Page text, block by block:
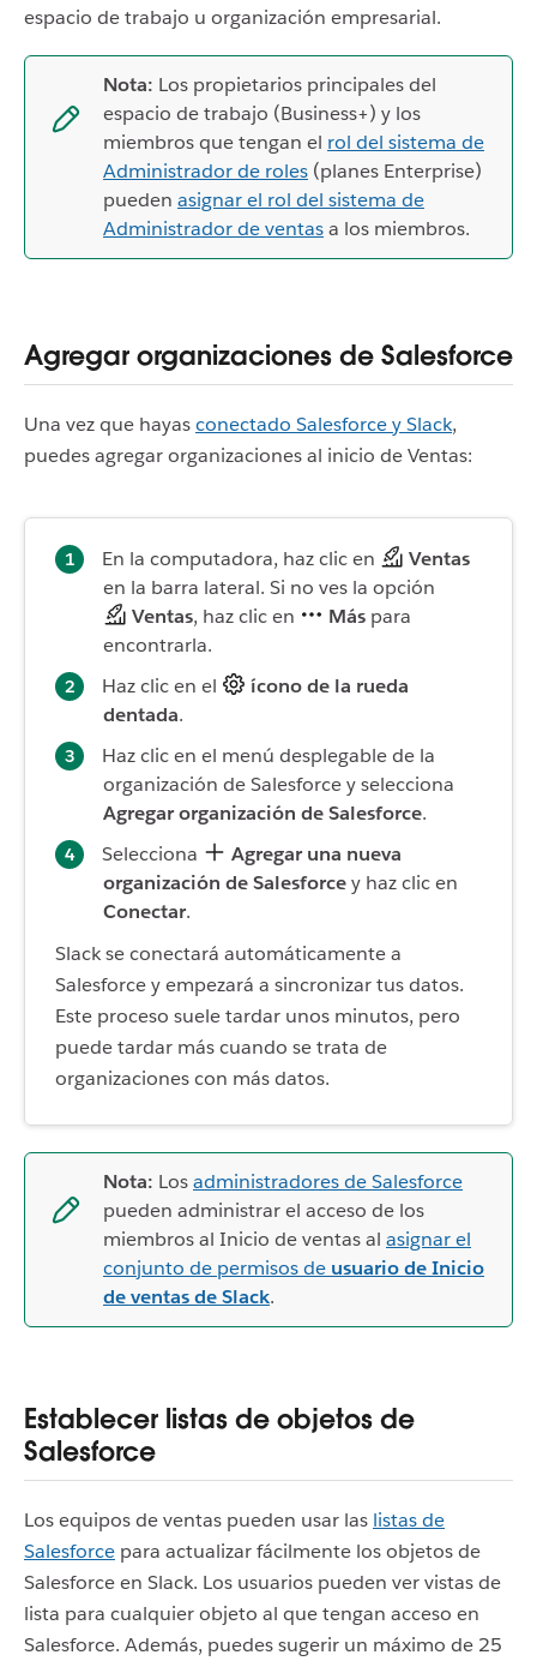
espacio de trabajo u organización empresarial.
Nota: Los propietarios principales del
espacio de trabajo (Business+) y los
miembros que tengan el rol del sistema de
Administrador de roles (planes Enterprise)
pueden asignar el rol del sistema de
Administrador de ventasa los miembros.
Agregar organizaciones de Salesforce
Una vez que hayasconectado Salesforce y Slack,
puedes agregar organizaciones al inicio de Ventas:
En la computadora, haz clic en
Ventas
en la barra lateral. Si no ves la opción
Ventas, haz clic en Más para
encontrarla.
Haz clic en el
ícono de la rueda
dentada.
Haz clic en el menú desplegable de la
organización de Salesforce y selecciona
Agregar organización de Salesforce.
Selecciona
Agregar una nueva
organización de Salesforcey haz clic en
Conectar.
Slack se conectará automáticamente a
Salesforce y empezará a sincronizar tus datos.
Este proceso suele tardar unos minutos, pero
puede tardar más cuando se trata de
organizaciones con más datos.
Nota: Losadministradores de Salesforce
pueden administrar el acceso de los
miembros al Inicio de ventas al asignar el
conjunto de permisos de usuario de Inicio
de ventas de Slack.
Establecer listas de objetos de
Salesforce
Los equipos de ventas pueden usar las listas de
Salesforce para actualizar fácilmente los objetos de
Salesforce en Slack. Los usuarios pueden ver vistas de
lista para cualquier objeto al que tengan acceso en
Salesforce. Además, puedes sugerir un máximo de 25